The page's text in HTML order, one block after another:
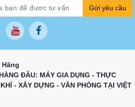
Gửi yêu cầu
ĐẦU: MÁY GIA DỤNG - THỰC
- XÂY DỰNG - VĂN PHÒNG TẠI VIỆT